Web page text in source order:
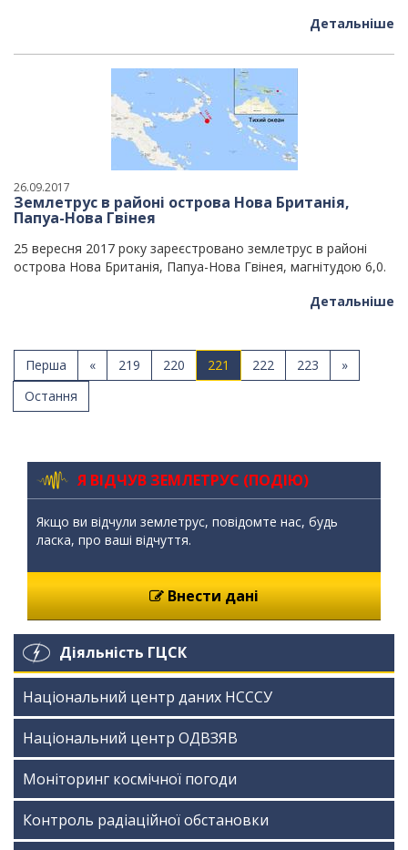
Детальніше
26.09.2017
Землетрус в районі острова Нова Британія,
Папуа-Нова Гвінея
25 вересня 2017 року зареєстровано землетрус в районі
острова Нова Британія, Папуа-Нова Гвінея, магнітудою 6,0.
Детальніше
Перша « 219 220 221 222 223
»
Остання
Я ВІДЧУВ ЗЕМЛЕТРУС (ПОДІЮ)
Якщо ви відчули землетрус, повідомте нас, будь
ласка, про ваші відчуття.
Внести дані
Діяльність ГЦСК
Національний центр даних НСССУ
Національний центр ОДВЗЯВ
Моніторинг космічної погоди
Контроль радіаційної обстановки